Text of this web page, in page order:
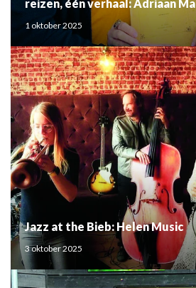
reizen, één verhaal: Adriaan
Mouden
1 oktober 2025
Jazz at the Bieb: Helen Music
3 oktober 2025